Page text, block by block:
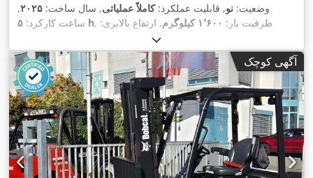
وضعیت: نو, قابلیت عملکرد:کاملاً عملیاتی, سال ساخت: ۲۰۲۵,
ساعت کارکرد: ۵ h , ظرفیت بار: ۱٬۶۰۰ کیلوگرم
, ارتفاع بالابری:
۱٬۵۲۰ میلی‌متر
نوع دکل:تریپلکس, ارتفاع سازه:۲٬۱۰۸ میلی‌متر
, طول شاخک‌ها:
۱٬۱۵۰ میلی‌متر
, وزن خالی:۱٬۳۴۰ کیلوگرم , طول کل:۱٬۹۶۴
میلی‌متر, نوع سیستم انتقال قدرت:Elektro , عرض ساخت:۸۲۰
میلی‌متر,
آگهی کوچک